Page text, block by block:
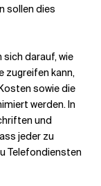
sollen dies
sich darauf, wie
zugreifen kann,
sowie die
werden. In
und
jeder zu
Telefondiensten